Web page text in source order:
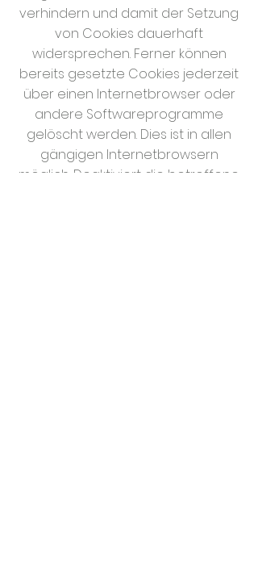
verhindern und damit der Setzung
von Cookies dauerhaft
widersprechen. Ferner können
bereits gesetzte Cookies jederzeit
über einen Internetbrowser oder
andere Softwareprogramme
gelöscht werden. Dies ist in allen
gängigen Internetbrowsern
möglich. Deaktiviert die betroffene